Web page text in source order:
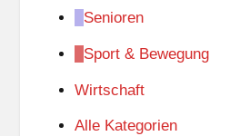
Senioren
Sport & Bewegung
Wirtschaft
Alle Kategorien